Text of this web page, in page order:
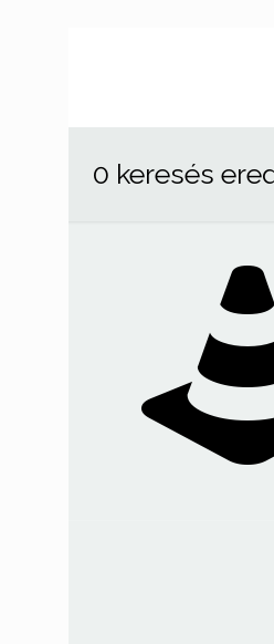
0 keresés